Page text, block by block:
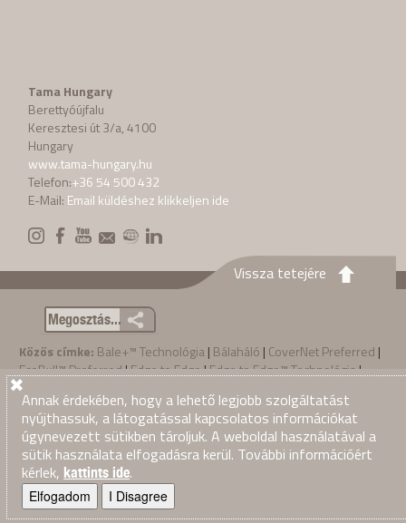
Tama Hungary
Berettyóújfalu
Keresztesi út 3/a, 4100
Hungary
www.tama-hungary.hu
Telefon:+36 54 500 432
E-Mail: Email küldéshez klikkeljen ide
Vissza tetejére
Megosztás...
Közös címke: Bale+™ Technológia| Bálaháló | CoverNet Preferred |
EcoBull™ Preferred| Edge to Edge | Edge to Edge™ Technológia|
nagy bála
bálazsinegek|Tama LSB zsineg|Tama Marathon®|TamaTwine™
Tama zsineg|zsineg
Privacy Policy·Értékesítési feltételek
© 2026 Tama Hungary
Annak érdekében, hogy a lehető legjobb szolgáltatást
nyújthassuk, a látogatással kapcsolatos információkat
úgynevezett sütikben tároljuk. A weboldal használatával a
sütik használata elfogadásra kerül. További információért
kérlek, kattints ide.
Elfogadom I Disagree